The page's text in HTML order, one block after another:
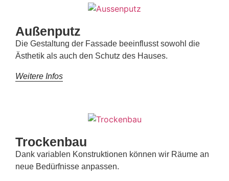
Außenputz
Die Gestaltung der Fassade beeinflusst sowohl die
Ästhetik als auch den Schutz des Hauses.
Weitere Infos
Trockenbau
Dank variablen Konstruktionen können wir Räume an
neue Bedürfnisse anpassen.